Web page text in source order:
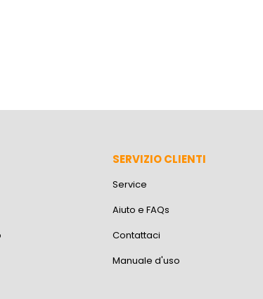
SERVIZIO CLIENTI
Service
Aiuto e FAQs
Contattaci
Manuale d'uso